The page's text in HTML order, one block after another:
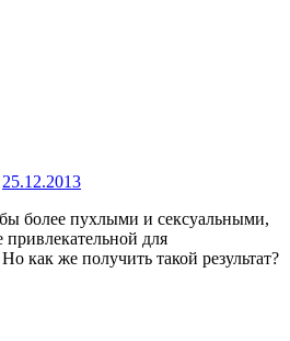
25.12.2013
привлекательной для
как же получить такой результат?